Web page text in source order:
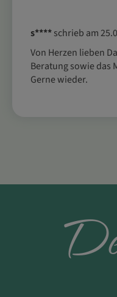
s****schrieb am
Von Herzen lieben
Beratung sowie das
Gerne wieder.
D